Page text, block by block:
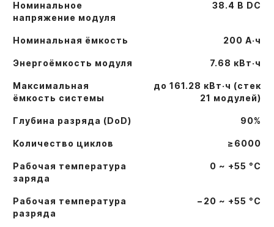
Номинальное
напряжение модуля
38.4 В DC
Номинальная ёмкость 200 А·ч
Энергоёмкость модуля 7.68 кВт·ч
Максимальная
ёмкость системы
до 161.28 кВт·ч (стек
21 модулей)
Глубина разряда (DoD) 90%
Количество циклов ≥6000
Рабочая температура
заряда
0 ~ +55 °C
Рабочая температура
разряда
−20 ~ +55 °C